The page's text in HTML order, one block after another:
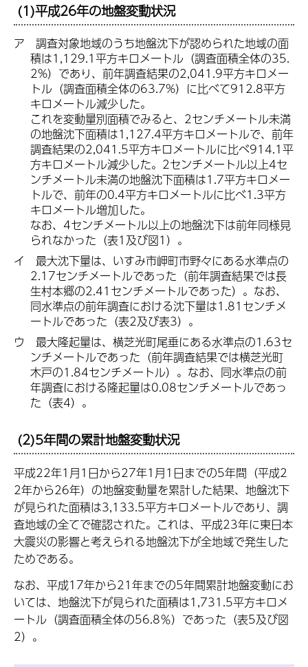
(1)平成26年の地盤変動状況
ア 調査対象地域のうち地盤沈下が認められた地域の面
積は1,129.1平方キロメートル（調査面積全体の35.
2%）であり、前年調査結果の2,041.9平方キロメー
トル（調査面積全体の63.7%）に比べて912.8平方
キロメートル減少した。
これを変動量別面積でみると、2センチメートル未満
の地盤沈下面積は1,127.4平方キロメートルで、前年
調査結果の2,041.5平方キロメートルに比べ914.1平
方キロメートル減少した。2センチメートル以上4セ
ンチメートル未満の地盤沈下面積は1.7平方キロメー
トルで、前年の0.4平方キロメートルに比べ1.3平方
キロメートル増加した。
なお、4センチメートル以上の地盤沈下は前年同様見
られなかった（表1及び図1）。
イ 最大沈下量は、いすみ市岬町市野々にある水準点の
2.17センチメートルであった（前年調査結果では長
生村本郷の2.41センチメートルであった）。なお、
同水準点の前年調査における沈下量は1.81センチメ
ートルであった（表2及び表3）。
ウ 最大隆起量は、横芝光町尾垂にある水準点の1.63セ
ンチメートルであった（前年調査結果では横芝光町
木戸の1.84センチメートル）。なお、同水準点の前
年調査における隆起量は0.08センチメートルであっ
た（表4）。
(2)5年間の累計地盤変動状況
平成22年1月1日から27年1月1日までの5年間（平成2
2年から26年）の地盤変動量を累計した結果、地盤沈下
が見られた面積は3,133.5平方キロメートルであり、調
査地域の全てで確認された。これは、平成23年に東日本
大震災の影響と考えられる地盤沈下が全地域で発生した
ためである。
なお、平成17年から21年までの5年間累計地盤変動にお
いては、地盤沈下が見られた面積は1,731.5平方キロメ
ートル（調査面積全体の56.8％）であった（表5及び図
2）。